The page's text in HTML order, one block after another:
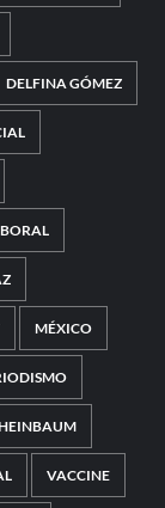
DELFINA GÓMEZ
MÉXICO
VACCINE